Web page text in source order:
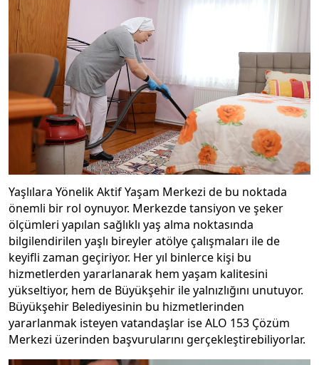
Yaşlılara Yönelik Aktif Yaşam Merkezi de bu noktada
önemli bir rol oynuyor. Merkezde tansiyon ve şeker
ölçümleri yapılan sağlıklı yaş alma noktasında
bilgilendirilen yaşlı bireyler atölye çalışmaları ile de
keyifli zaman geçiriyor. Her yıl binlerce kişi bu
hizmetlerden yararlanarak hem yaşam kalitesini
yükseltiyor, hem de Büyükşehir ile yalnızlığını unutuyor.
Büyükşehir Belediyesinin bu hizmetlerinden
yararlanmak isteyen vatandaşlar ise ALO 153 Çözüm
Merkezi üzerinden başvurularını gerçekleştirebiliyorlar.